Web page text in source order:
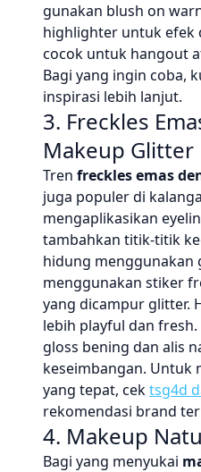
gunakan blush on
highlighter untuk efek
cocok untuk hangout
Bagi yang ingin coba,
inspirasi lebih lanjut.
3. Freckles
Makeup Glitter
Tren freckles emas
juga populer di
mengaplikasikan
tambahkan titik-titik
hidung menggunakan
menggunakan stiker
yang dicampur glitter.
lebih playful dan
gloss bening dan alis
keseimbangan. Untuk
yang tepat, cektsg4d
rekomendasi brand
4. Makeup
Bagi yang menyukai